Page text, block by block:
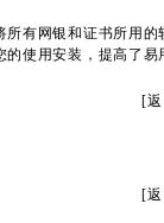
有网银和证书所用的
使用安装，提高了易
[
[